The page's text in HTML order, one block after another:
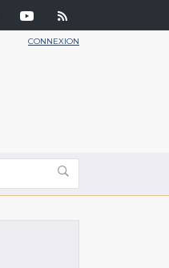
CONNEXION